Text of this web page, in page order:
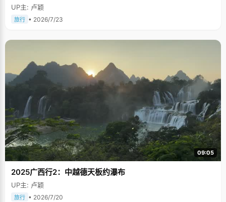
UP主: 卢颖
旅行 • 2026/7/23
09:05
2025广西行2：中越德天板约瀑布
UP主: 卢颖
旅行 • 2026/7/20